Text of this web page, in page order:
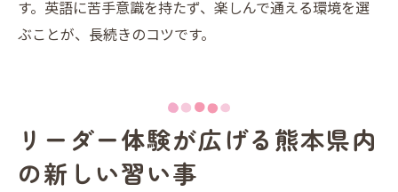
す。英語に苦手意識を持たず、楽しんで通える環境を選
ぶことが、長続きのコツです。
リーダー体験が広げる熊本県内
の新しい習い事